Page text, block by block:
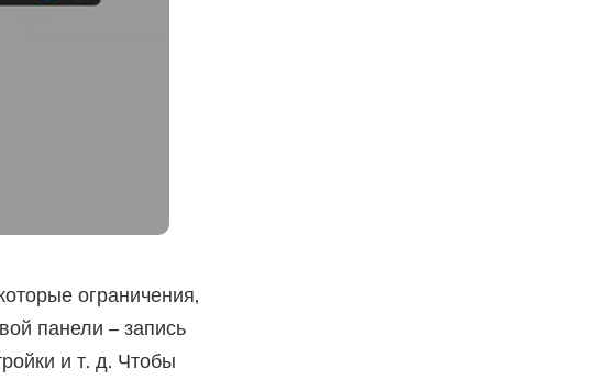
ограничения,
панели – запись
и т. д. Чтобы